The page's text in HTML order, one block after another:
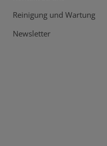
Reinigung und Wartung
Newsletter